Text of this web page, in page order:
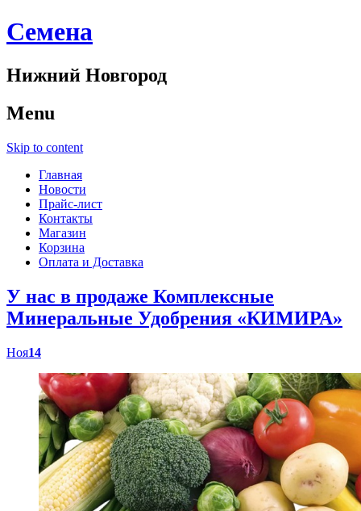
Cемена
Нижний Новгород
Menu
Skip to content
Главная
Новости
Прайс-лист
Контакты
Магазин
Корзина
Оплата и Доставка
У нас в продаже Комплексные
Минеральные Удобрения «КИМИРА»
Ноя14